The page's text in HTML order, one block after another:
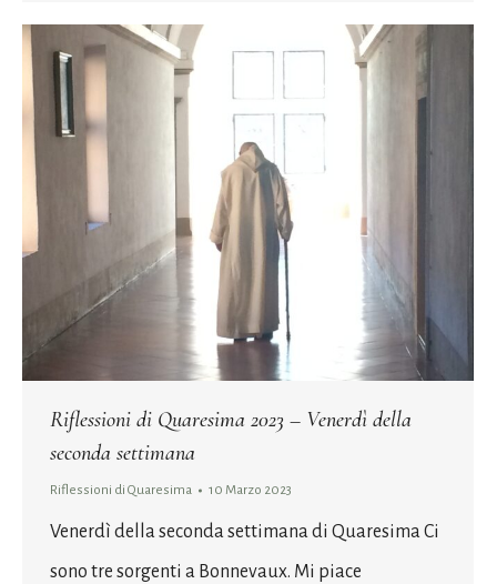
Riflessioni di Quaresima 2023 – Venerdì della
seconda settimana
Riflessioni di Quaresima 10 Marzo 2023
Venerdì della seconda settimana di Quaresima Ci
sono tre sorgenti a Bonnevaux. Mi piace